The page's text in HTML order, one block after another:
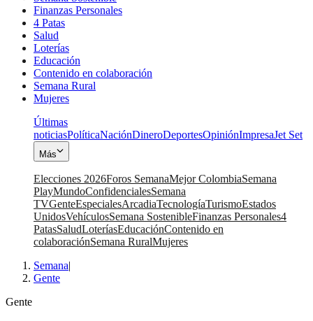
Finanzas Personales
4 Patas
Salud
Loterías
Educación
Contenido en colaboración
Semana Rural
Mujeres
Últimas
noticiasPolíticaNaciónDineroDeportesOpiniónImpresaJet Set
Más
Elecciones 2026Foros SemanaMejor ColombiaSemana
PlayMundoConfidencialesSemana
TVGenteEspecialesArcadiaTecnologíaTurismoEstados
UnidosVehículosSemana SostenibleFinanzas Personales4
PatasSaludLoteríasEducaciónContenido en
colaboraciónSemana RuralMujeres
Semana|
Gente
Gente